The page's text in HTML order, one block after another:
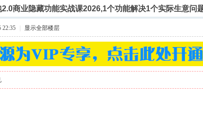
索
›
2.0商业隐藏功能实战课2026,1个功能解决1个实际生意问
22:35 显示全部楼层